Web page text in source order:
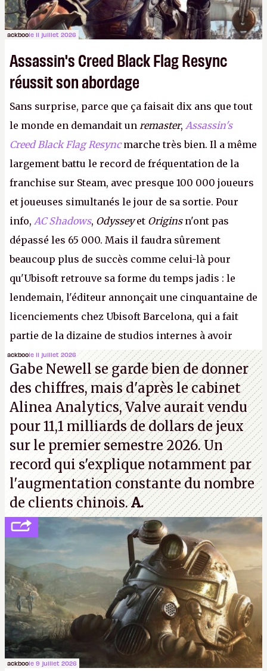
ackboole 11 juillet 2026
Assassin's Creed Black Flag Resync
réussit son abordage
Sans surprise, parce que ça faisait dix ans que tout
le monde en demandait un remaster, Assassin's
Creed Black Flag Resyncmarche très bien. Il a même
largement battu le record de fréquentation de la
franchise sur Steam, avec presque 100 000 joueurs
et joueuses simultanés le jour de sa sortie. Pour
info, AC Shadows, Odysseyet Originsn'ont pas
dépassé les 65 000. Mais il faudra sûrement
beaucoup plus de succès comme celui-là pour
qu'Ubisoft retrouve sa forme du temps jadis : le
lendemain, l'éditeur annonçait une cinquantaine de
licenciements chez Ubisoft Barcelona, qui a fait
partie de la dizaine de studios internes à avoir
travaillé sur cetAssassin's Creedsous la direction
d'Ubisoft Singapour.A.
ackboole 11 juillet 2026
Gabe Newell se garde bien de donner
des chiffres, mais d'après le cabinet
Alinea Analytics, Valve aurait vendu
pour 11,1 milliards de dollars de jeux
sur le premier semestre 2026. Un
record qui s'explique notamment par
l'augmentation constante du nombre
de clients chinois.A.
ackboole 9 juillet 2026